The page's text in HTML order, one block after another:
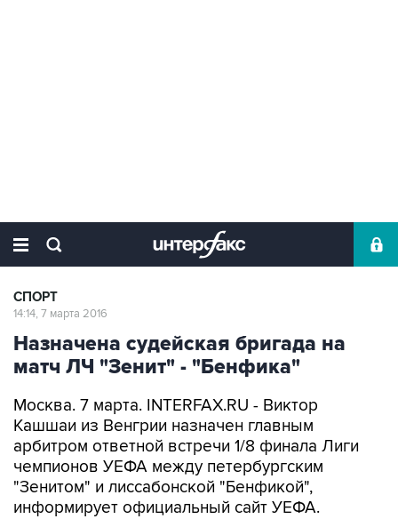
СПОРТ
14:14, 7 марта 2016
Назначена судейская бригада на
матч ЛЧ "Зенит" - "Бенфика"
Москва. 7 марта. INTERFAX.RU - Виктор
Кашшаи из Венгрии назначен главным
арбитром ответной встречи 1/8 финала Лиги
чемпионов УЕФА между петербургским
"Зенитом" и лиссабонской "Бенфикой",
информирует официальный сайт УЕФА.